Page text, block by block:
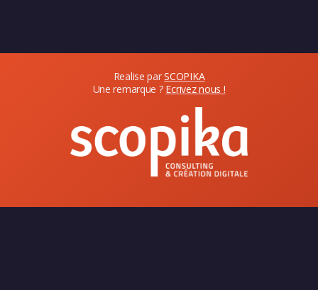
Realise parSCOPIKA
Une remarque ? Ecrivez nous !